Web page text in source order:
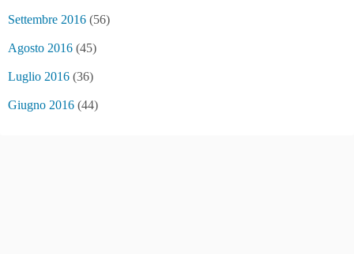
Settembre 2016 (56)
Agosto 2016 (45)
Luglio 2016 (36)
Giugno 2016 (44)